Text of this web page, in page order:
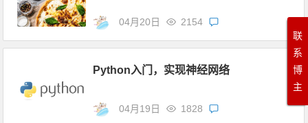
04月20日 2154
Python入门，实现神经网络
04月19日 1828
联
系
博
主